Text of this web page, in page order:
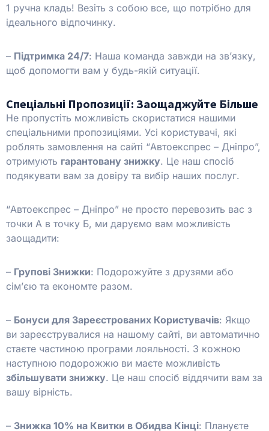
1 ручна кладь! Везіть з собою все, що потрібно для
ідеального відпочинку.
– Підтримка 24/7: Наша команда завжди на зв’язку,
щоб допомогти вам у будь-якій ситуації.
Спеціальні Пропозиції: Заощаджуйте Більше
Не пропустіть можливість скористатися нашими
спеціальними пропозиціями. Усі користувачі, які
роблять замовлення на сайті “Автоекспрес – Дніпро”,
отримують гарантовану знижку. Це наш спосіб
подякувати вам за довіру та вибір наших послуг.
“Автоекспрес – Дніпро” не просто перевозить вас з
точки А в точку Б, ми даруємо вам можливість
заощадити:
– Групові Знижки: Подорожуйте з друзями або
сім’єю та економте разом.
– Бонуси для Зареєстрованих Користувачів: Якщо
ви зареєструвалися на нашому сайті, ви автоматично
стаєте частиною програми лояльності. З кожною
наступною подорожжю ви маєте можливість
збільшувати знижку. Це наш спосіб віддячити вам за
вашу вірність.
– Знижка 10% на Квитки в Обидва Кінці: Плануєте